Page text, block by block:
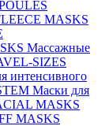
MASKS
Массажные
SIZES
интенсивного
Маски для
MASKS
MASKS